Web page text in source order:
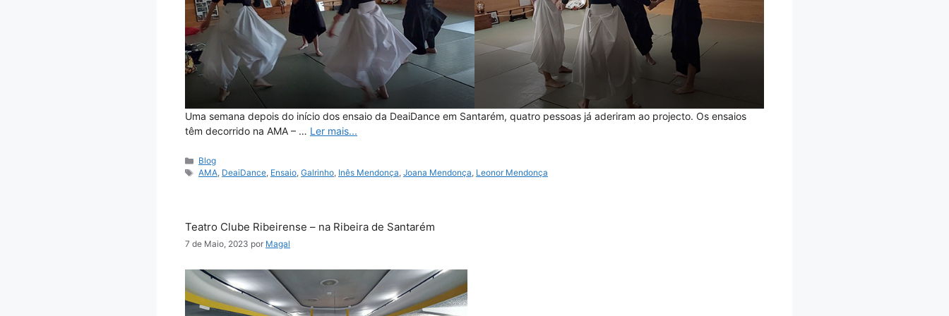
Uma semana depois do início dos ensaio da DeaiDance em Santarém, quatro pessoas já aderiram ao projecto. Os ensaios
têm decorrido na AMA – … Ler mais...
Categorias
Blog
Etiquetas
AMA, DeaiDance, Ensaio,Galrinho, Inês Mendonça,Joana Mendonça, Leonor Mendonça
Teatro Clube Ribeirense – na Ribeira de Santarém
7 de Maio, 2023 por Magal